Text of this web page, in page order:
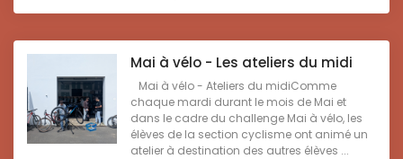
Mai à vélo - Les ateliers du midi
Mai à vélo - Ateliers du midiComme
chaque mardi durant le mois de Mai et
dans le cadre du challenge Mai à vélo, les
élèves de la section cyclisme ont animé un
atelier à destination des autres élèves ...